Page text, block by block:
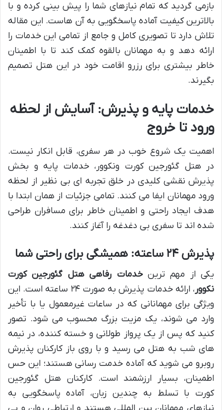
بازمی گردید که تمام نیازهای شما را پیش بینی کرده و با
بالاترین کیفیت آماده پاسخگویی به آن هاست. این مقاله
تلاش دارد تا تصویری کامل و جامع از تمامی این خدمات را
ارائه دهد و به مهمانان بالقوه کمک کند تا با اطمینان
خاطر بیشتری برای رزرو اقامت خود در این هتل تصمیم
بگیرند.
خدمات پایه و پذیرش: آسایش از لحظه
ورود تا خروج
اهمیت یک شروع خوب در هر سفری، قابل انکار نیست.
در هتل گئورجین کورت ونکوور، خدمات پایه و بخش
پذیرش نقشی کلیدی در خلق تجربه ای بی نظیر از لحظه
ورود مهمانان ایفا می کنند. تمامی جزئیات از همان ابتدا با
هدف ایجاد راحتی و اطمینان خاطر برای مسافران طراحی
شده اند تا سفری بی دغدغه را آغاز کنند.
پذیرش ۲۴ ساعته: همیشگی برای راحتی شما
یکی از مهم ترینخدمات رفاهی هتل گئورجین کورت
نکوور
، ارائه خدمات پذیرش به صورت ۲۴ ساعته است. این
ویژگی برای مهمانانی که در ساعات غیرمعمول یا با تأخیر
وارد می شوند، یک مزیت بزرگ محسوب می شود. تصور
کنید که پس از یک پرواز طولانی و خسته کننده، در نیمه
های شب به هتل می رسید و با روی باز کارکنان پذیرش
روبرو می شوید که آماده خدمت رسانی هستند؛ این حس
اطمینان، بسیار ارزشمند است. کارکنان هتل گئورجین
کورت با تسلط به چندین زبان، آماده پاسخگویی به